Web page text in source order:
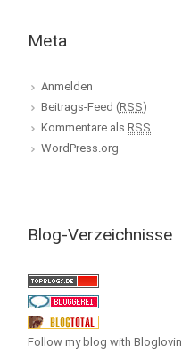
Meta
Anmelden
Beitrags-Feed (RSS)
Kommentare als RSS
WordPress.org
Blog-Verzeichnisse
Follow my blog with Bloglovin